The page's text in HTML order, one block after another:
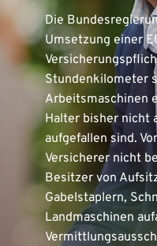
Die
Umsetzung einer
Stundenkilometer
Arbeitsmaschinen
Halter bisher nicht
aufgefallen sind.
Versicherer nicht
Besitzer von
Gabelstaplern,
Landmaschinen